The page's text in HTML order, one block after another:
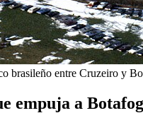
brasileño entre Cruzeiro y
empuja a